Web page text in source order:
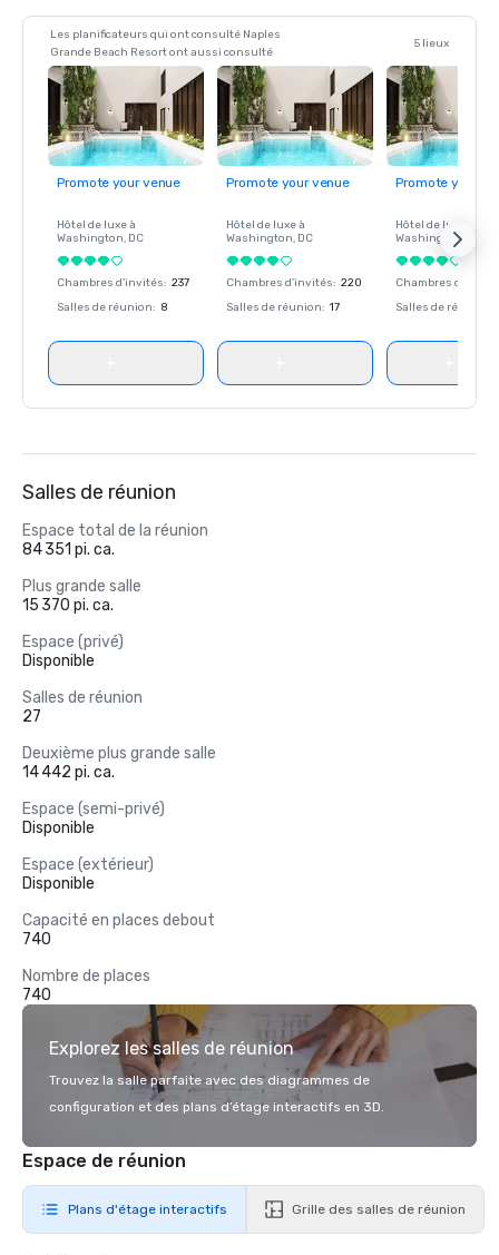
Les planificateurs qui ont consulté Naples
Grande Beach Resort ont aussi consulté
5 lieux
Promote your venue
Hôtel de luxe à
Washington, DC
Chambres d'invités: 237
Salles de réunion: 8
Promote your venue
Hôtel de luxe à
Washington, DC
Chambres d'invités: 220
Salles de réunion: 17
Promote your
Hôtel de luxe à
Washington
Chambres
Salles de réunion
Salles de réunion
Espace total de la réunion
84 351 pi. ca.
Plus grande salle
15 370 pi. ca.
Espace (privé)
Disponible
Salles de réunion
27
Deuxième plus grande salle
14 442 pi. ca.
Espace (semi-privé)
Disponible
Espace (extérieur)
Disponible
Capacité en places debout
740
Nombre de places
740
Explorez les salles de réunion
Trouvez la salle parfaite avec des diagrammes de
configuration et des plans d’étage interactifs en 3D.
Espace de réunion
Plans d'étage interactifs Grille des salles de réunion